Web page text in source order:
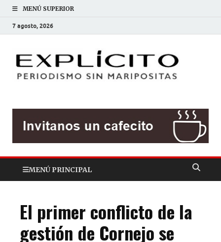
MENÚ SUPERIOR
7 agosto, 2026
MENÚ PRINCIPAL
El primer conflicto de la
gestión de Cornejo se